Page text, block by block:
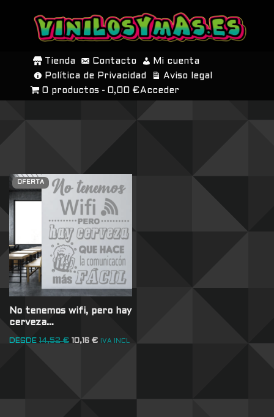
SALTAR
CONTENIDO
Tienda Contacto
Mi cuenta
Política de Privacidad
Aviso legal
0 productos
0,00 € Acceder
OFERTA
No tenemos wifi, pero hay
cerveza…
DESDE 14,52€ 10,16 € IVA INCL